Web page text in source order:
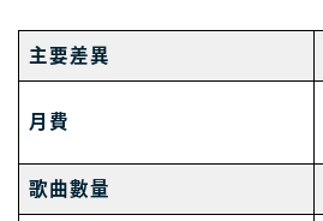
主要差異
月費
歌曲數量